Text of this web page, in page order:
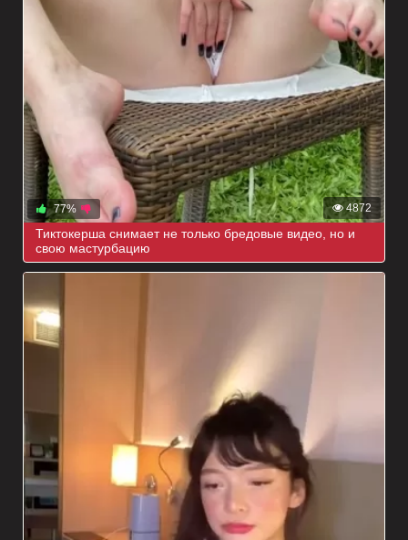
4872
77%
Тиктокерша снимает не только бредовые видео, но и
свою мастурбацию